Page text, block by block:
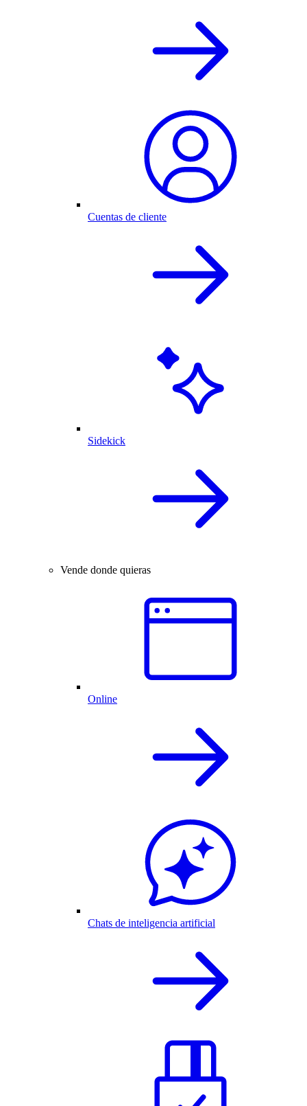
Cuentas de cliente
Sidekick
Vende donde quieras
Online
Chats de inteligencia artificial